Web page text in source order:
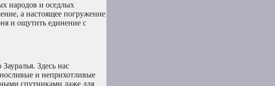
народов и оседлых
а настоящее погружение
и ощутить единение с
Здесь нас
и неприхотливые
спутниками даже для